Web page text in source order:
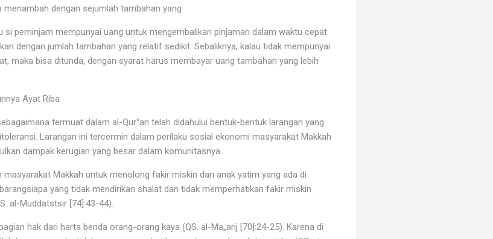
dengan sejumlah tambahan yang
si peminjam mempunyai uang untuk mengembalikan pinjaman dalam waktu cepat
dengan jumlah tambahan yang relatif sedikit. Sebaliknya, kalau tidak mempunyai
maka bisa ditunda, dengan syarat harus membayar uang tambahan yang lebih
Ayat Riba
termuat dalam al-Qur‟an telah didahului bentuk-bentuk larangan yang
Larangan ini tercermin dalam perilaku sosial ekonomi masyarakat Makkah
dampak kerugian yang besar dalam komunitasnya.
masyarakat Makkah untuk menolong fakir miskin dan anak yatim yang ada di
yang tidak mendirikan shalat dan tidak memperhatikan fakir miskin
al-Muddatstsir [74]:43-44).
hak dari harta benda orang-orang kaya (QS. al-Ma„arij [70]:24-25). Karena di